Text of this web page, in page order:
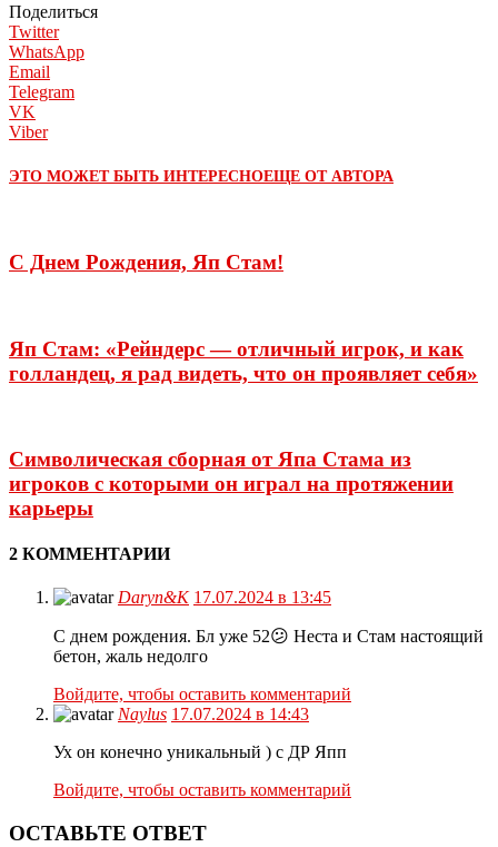
Поделиться
Twitter
WhatsApp
Email
Telegram
VK
Viber
ЭТО МОЖЕТ БЫТЬ ИНТЕРЕСНОЕЩЕ ОТ АВТОРА
С Днем Рождения, Яп Стам!
Яп Стам: «Рейндерс — отличный игрок, и как
голландец, я рад видеть, что он проявляет себя»
Символическая сборная от Япа Стама из
игроков с которыми он играл на протяжении
карьеры
2 КОММЕНТАРИИ
Daryn&K 17.07.2024 в 13:45
С днем рождения. Бл уже 52😕 Неста и Стам настоящий
бетон, жаль недолго
Войдите, чтобы оставить комментарий
Naylus 17.07.2024 в 14:43
Ух он конечно уникальный ) с ДР Япп
Войдите, чтобы оставить комментарий
ОСТАВЬТЕ ОТВЕТ